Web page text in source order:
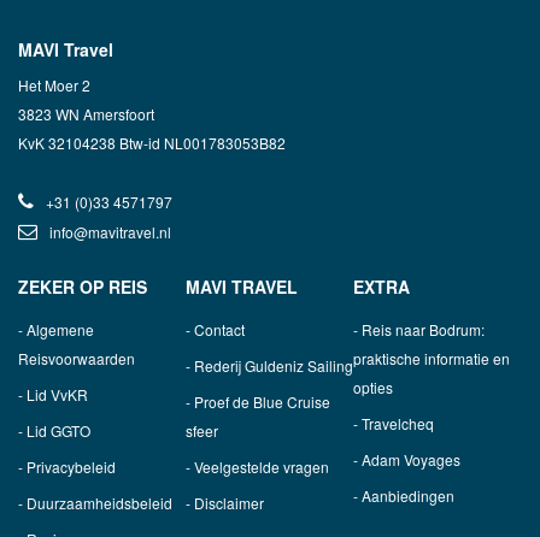
MAVI Travel
Het Moer 2
3823 WN Amersfoort
KvK 32104238 Btw-id NL001783053B82
+31 (0)33 4571797
info@mavitravel.nl
ZEKER OP REIS
Algemene
Reisvoorwaarden
Lid VvKR
Lid GGTO
Privacybeleid
Duurzaamheidsbeleid
MAVI TRAVEL
Contact
Rederij Guldeniz Sailing
Proef de Blue Cruise
sfeer
Veelgestelde vragen
Disclaimer
EXTRA
Reis naar Bodrum:
praktische informatie en
opties
Travelcheq
Adam Voyages
Aanbiedingen